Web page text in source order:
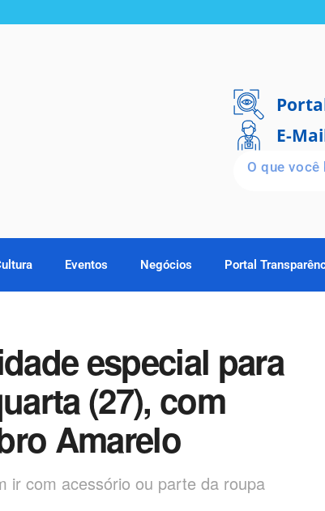
E-
Eventos Negócios Portal
especial para
(27), com
Amarelo
ir com acessório ou parte da roupa